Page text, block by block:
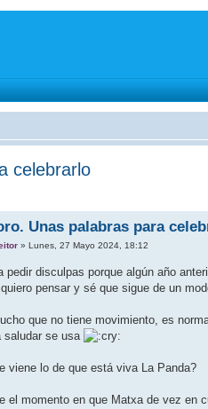
celebrarlo
Unas palabras para
» Lunes, 27 Mayo 2024, 18:12
pedir disculpas porque algún año
pensar y sé que sigue de un
que no tiene movimiento, es
saludar se usa
viene lo de que está viva La Panda?
el momento en que Matxa de vez en